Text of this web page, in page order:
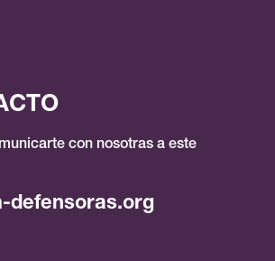
con nosotras a este
defensoras.org